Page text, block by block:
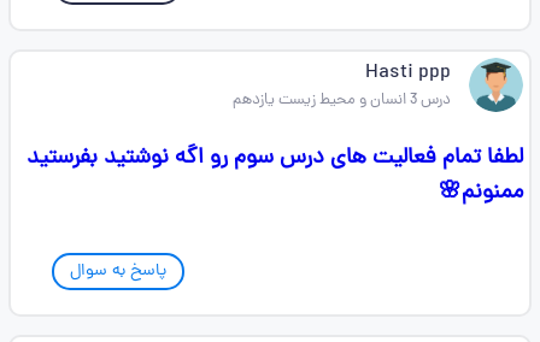
Hasti ppp
درس 3 انسان و محیط زیست یازدهم
لطفا تمام فعالیت های درس سوم رو اگه نوشتید بفرستید
ممنونم🌸
پاسخ به سوال